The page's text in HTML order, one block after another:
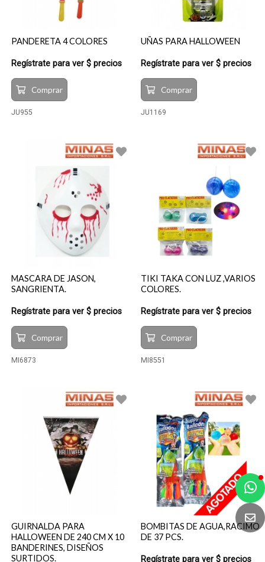
PANDERETA 4 COLORES
Regístrate para ver $ precios
Comprar
JU955
UÑAS PARA HALLOWEEN
Regístrate para ver $ precios
Comprar
JU1169
MASCARA DE JASON,
SANGRIENTA.
Regístrate para ver $ precios
Comprar
MI6873
TIKI TAKA CON LUZ ,VARIOS
COLORES.
Regístrate para ver $ precios
Comprar
MI8551
GUIRNALDA PARA
HALLOWEEN DE 240 CM X 10
BANDERINES, DISEÑOS
SURTIDOS.
BOMBITAS DE AGUA,RACIMO
DE 37 PCS.
Regístrate para ver $ precios